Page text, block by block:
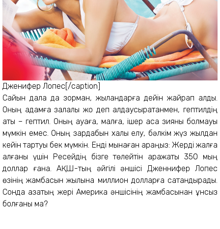
Дженифер Лопес[/caption]
Сайын дала да зорман, жыландарға дейін жайрап қалды.
Оның адамға залалы жоқ деп алдаусыратқанмен, гептилдің
аты – гептил. Оның ауаға, малға, ішер асқа зияны болмауы
мүмкін емес. Оның зардабын халық елу, бәлкім жүз жылдан
кейін тартуы бек мүмкін. Енді мынаған қараңыз: Жерді жалға
алғаны үшін Ресейдің бізге төлейтін қаражаты 350 мың
доллар ғана. АҚШ-тың әйгілі әншісі Дженнифер Лопес
өзінің жамбасын жылына миллион долларға сақтандырады.
Сонда қазақтың жері Америка әншісінің жамбасынан құнсыз
болғаны ма?